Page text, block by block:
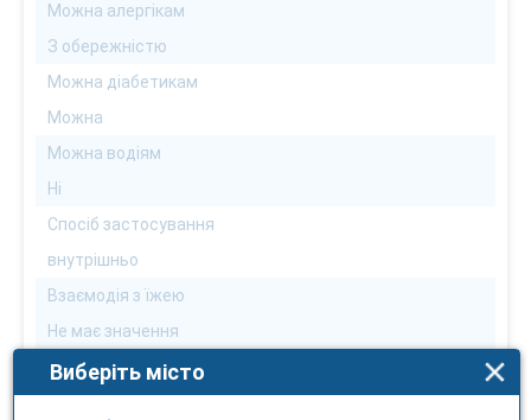
Можна алергікам
З обережністю
Можна діабетикам
Можна
Можна водіям
Ні
Спосіб застосування
внутрішньо
Взаємодія з їжею
Не має значення
Умови відпуску
Виберіть місто